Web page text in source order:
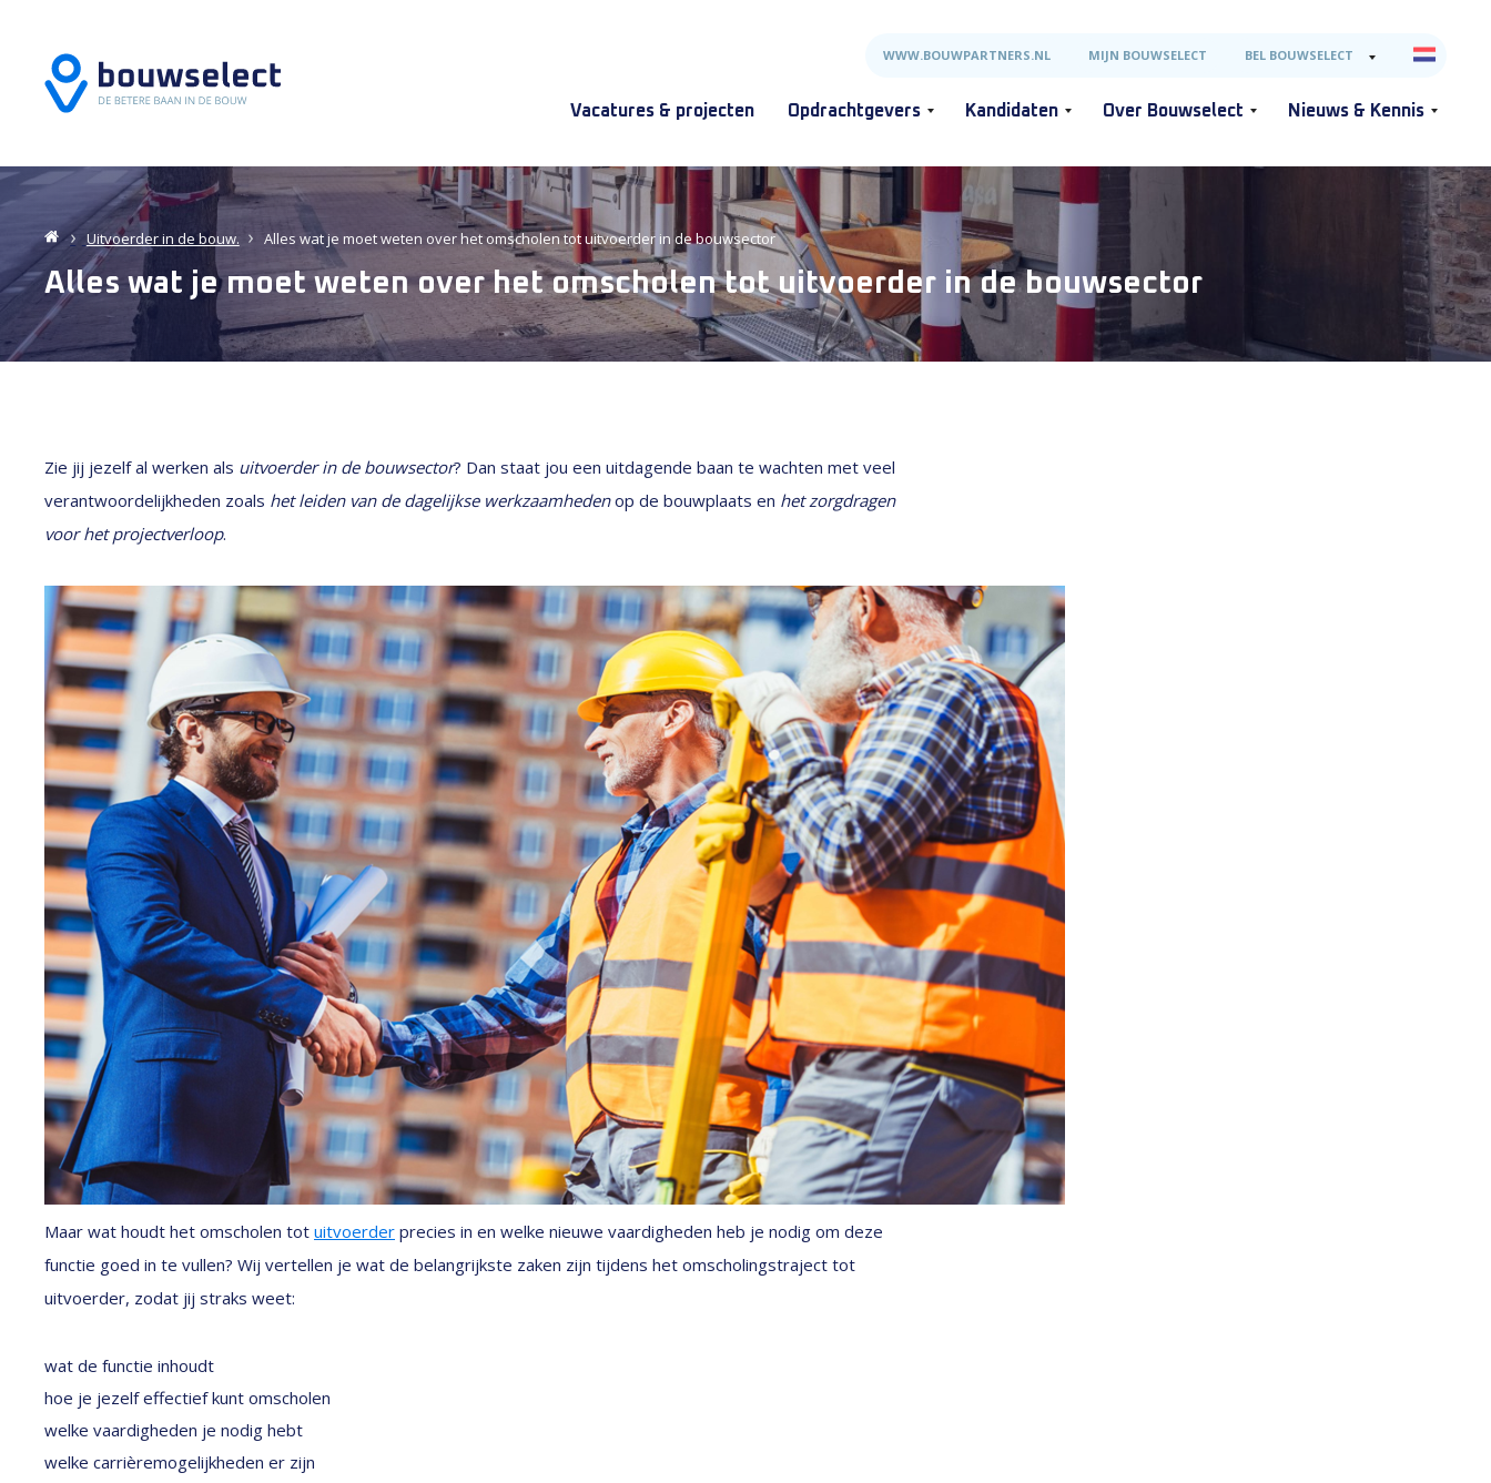
WWW.BOUWPARTNERS.NL MIJN BOUWSELECT BEL BOUWSELECT
Vacatures & projecten Opdrachtgevers Kandidaten Over Bouwselect Nieuws & Kennis
Uitvoerder in de bouw. Alles wat je moet weten over het omscholen tot uitvoerder in de bouwsector
Alles wat je moet weten over het omscholen tot uitvoerder in de bouwsector
Zie jij jezelf al werken als uitvoerder in de bouwsector? Dan staat jou een uitdagende baan te wachten met veel
verantwoordelijkheden zoals het leiden van de dagelijkse werkzaamhedenop de bouwplaats en het zorgdragen
voor het projectverloop.
Maar wat houdt het omscholen tot uitvoerder precies in en welke nieuwe vaardigheden heb je nodig om deze
functie goed in te vullen? Wij vertellen je wat de belangrijkste zaken zijn tijdens het omscholingstraject tot
uitvoerder, zodat jij straks weet:
wat de functie inhoudt
hoe je jezelf effectief kunt omscholen
welke vaardigheden je nodig hebt
welke carrièremogelijkheden er zijn